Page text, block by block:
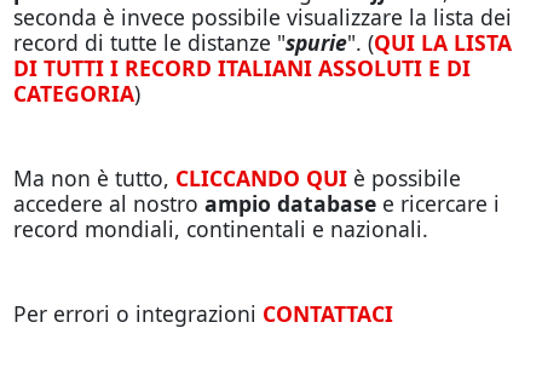
seconda è invece possibile visualizzare la lista dei
record di tutte le distanze "spurie". (QUI LA LISTA
DI TUTTI I RECORD ITALIANI ASSOLUTI E DI
CATEGORIA)
Ma non è tutto, CLICCANDO QUIè possibile
accedere al nostro ampio database e ricercare i
record mondiali, continentali e nazionali.
Per errori o integrazioni CONTATTACI